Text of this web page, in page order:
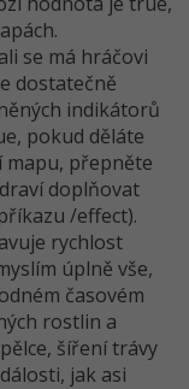
se má hráčovi
dostatečně
indikátorů
pokud děláte
mapu, přepněte
doplňovat
/effect).
rychlost
úplně vše,
časovém
rostlin a
šíření trávy
jak asi